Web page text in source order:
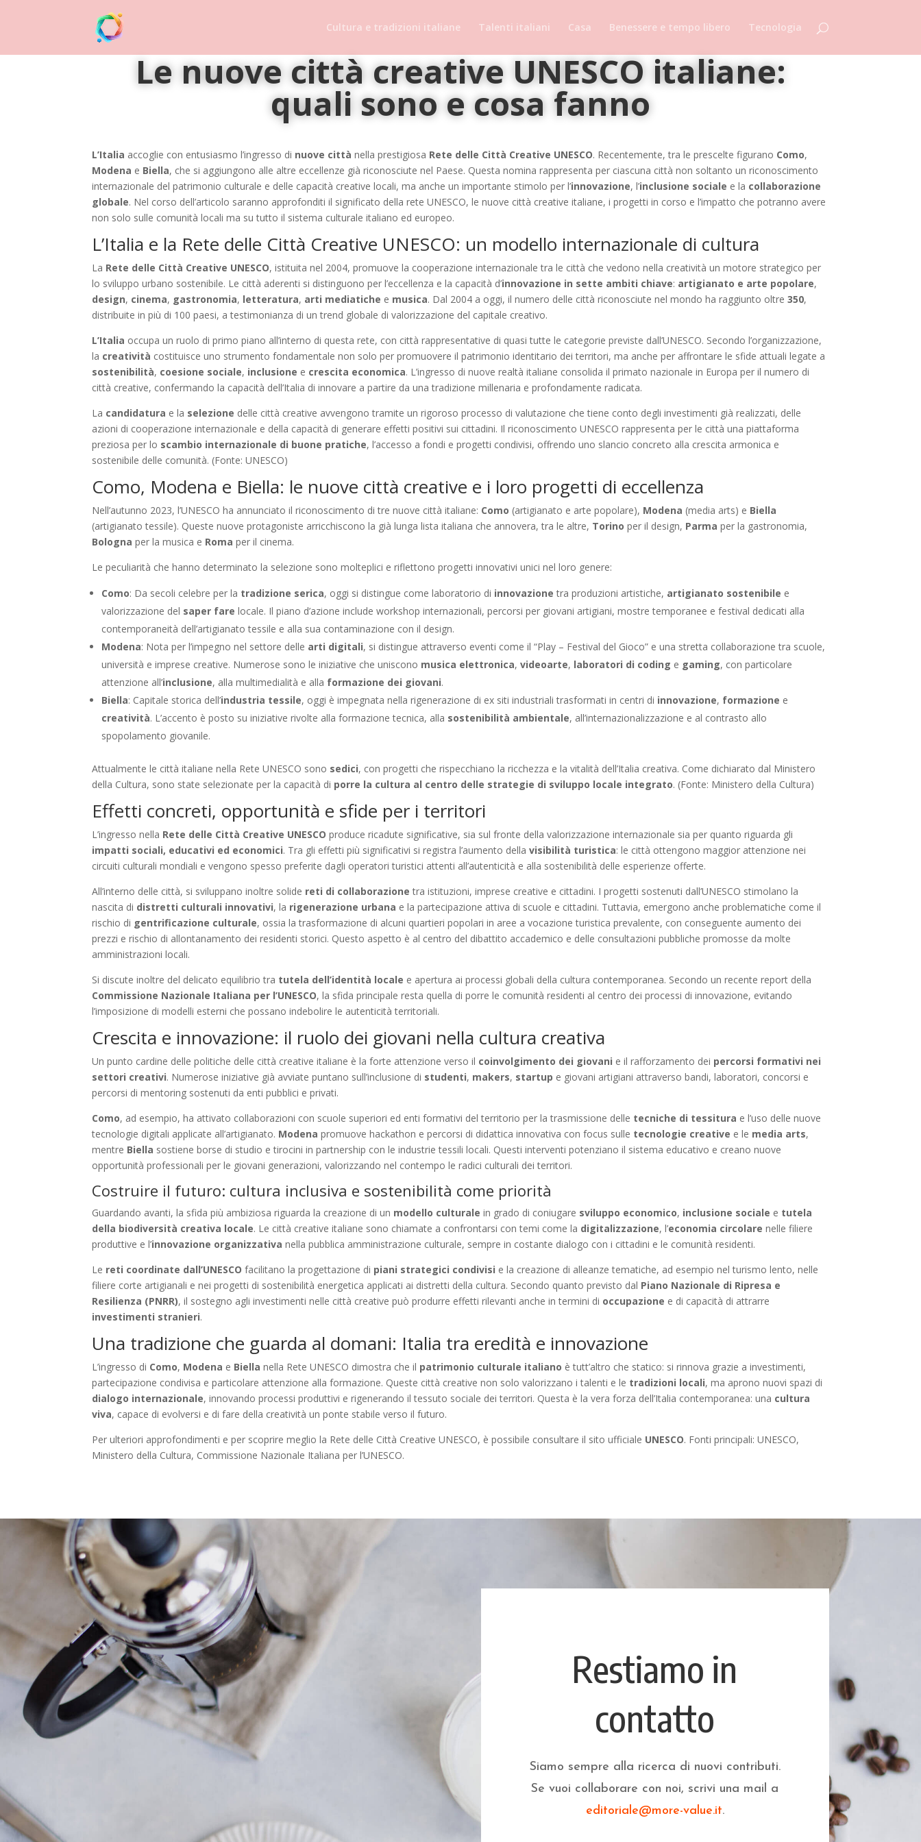
Cultura e tradizioni italiane Talenti italiani Casa Benessere e tempo libero Tecnologia
Le nuove città creative UNESCO italiane:
quali sono e cosa fanno
L’Italia accoglie con entusiasmo l’ingresso di nuove città nella prestigiosa Rete delle Città Creative UNESCO. Recentemente, tra le prescelte figurano Como,
Modena e Biella, che si aggiungono alle altre eccellenze già riconosciute nel Paese. Questa nomina rappresenta per ciascuna città non soltanto un riconoscimento
internazionale del patrimonio culturale e delle capacità creative locali, ma anche un importante stimolo per l’innovazione, l’inclusione sociale e la collaborazione
globale. Nel corso dell’articolo saranno approfonditi il significato della rete UNESCO, le nuove città creative italiane, i progetti in corso e l’impatto che potranno avere
non solo sulle comunità locali ma su tutto il sistema culturale italiano ed europeo.
L’Italia e la Rete delle Città Creative UNESCO: un modello internazionale di cultura
La Rete delle Città Creative UNESCO, istituita nel 2004, promuove la cooperazione internazionale tra le città che vedono nella creatività un motore strategico per
lo sviluppo urbano sostenibile. Le città aderenti si distinguono per l’eccellenza e la capacità d’innovazione in sette ambiti chiave: artigianato e arte popolare,
design, cinema, gastronomia, letteratura, arti mediatiche e musica. Dal 2004 a oggi, il numero delle città riconosciute nel mondo ha raggiunto oltre350,
distribuite in più di 100 paesi, a testimonianza di un trend globale di valorizzazione del capitale creativo.
L’Italia occupa un ruolo di primo piano all’interno di questa rete, con città rappresentative di quasi tutte le categorie previste dall’UNESCO. Secondo l’organizzazione,
la creatività costituisce uno strumento fondamentale non solo per promuovere il patrimonio identitario dei territori, ma anche per affrontare le sfide attuali legate a
sostenibilità, coesione sociale, inclusione e crescita economica. L’ingresso di nuove realtà italiane consolida il primato nazionale in Europa per il numero di
città creative, confermando la capacità dell’Italia di innovare a partire da una tradizione millenaria e profondamente radicata.
La candidatura e la selezione delle città creative avvengono tramite un rigoroso processo di valutazione che tiene conto degli investimenti già realizzati, delle
azioni di cooperazione internazionale e della capacità di generare effetti positivi sui cittadini. Il riconoscimento UNESCO rappresenta per le città una piattaforma
preziosa per lo scambio internazionale di buone pratiche, l’accesso a fondi e progetti condivisi, offrendo uno slancio concreto alla crescita armonica e
sostenibile delle comunità. (Fonte: UNESCO)
Como, Modena e Biella: le nuove città creative e i loro progetti di eccellenza
Nell’autunno 2023, l’UNESCO ha annunciato il riconoscimento di tre nuove città italiane: Como (artigianato e arte popolare), Modena (media arts) e Biella
(artigianato tessile). Queste nuove protagoniste arricchiscono la già lunga lista italiana che annovera, tra le altre, Torino per il design, Parma per la gastronomia,
Bologna per la musica e Roma per il cinema.
Le peculiarità che hanno determinato la selezione sono molteplici e riflettono progetti innovativi unici nel loro genere:
Como: Da secoli celebre per la tradizione serica, oggi si distingue come laboratorio di innovazione tra produzioni artistiche, artigianato sostenibile e
valorizzazione del saper fare locale. Il piano d’azione include workshop internazionali, percorsi per giovani artigiani, mostre temporanee e festival dedicati alla
contemporaneità dell’artigianato tessile e alla sua contaminazione con il design.
Modena: Nota per l’impegno nel settore delle arti digitali, si distingue attraverso eventi come il “Play – Festival del Gioco” e una stretta collaborazione tra scuole,
università e imprese creative. Numerose sono le iniziative che uniscono musica elettronica,videoarte, laboratori di coding e gaming, con particolare
attenzione all’inclusione, alla multimedialità e alla formazione dei giovani.
Biella: Capitale storica dell’industria tessile, oggi è impegnata nella rigenerazione di ex siti industriali trasformati in centri di innovazione, formazione e
creatività. L’accento è posto su iniziative rivolte alla formazione tecnica, alla sostenibilità ambientale, all’internazionalizzazione e al contrasto allo
spopolamento giovanile.
Attualmente le città italiane nella Rete UNESCO sono sedici, con progetti che rispecchiano la ricchezza e la vitalità dell’Italia creativa. Come dichiarato dal Ministero
della Cultura, sono state selezionate per la capacità di porre la cultura al centro delle strategie di sviluppo locale integrato. (Fonte: Ministero della Cultura)
Effetti concreti, opportunità e sfide per i territori
L’ingresso nella Rete delle Città Creative UNESCO produce ricadute significative, sia sul fronte della valorizzazione internazionale sia per quanto riguarda gli
impatti sociali, educativi ed economici. Tra gli effetti più significativi si registra l’aumento dellavisibilità turistica: le città ottengono maggior attenzione nei
circuiti culturali mondiali e vengono spesso preferite dagli operatori turistici attenti all’autenticità e alla sostenibilità delle esperienze offerte.
All’interno delle città, si sviluppano inoltre solide reti di collaborazione tra istituzioni, imprese creative e cittadini. I progetti sostenuti dall’UNESCO stimolano la
nascita di distretti culturali innovativi, la rigenerazione urbana e la partecipazione attiva di scuole e cittadini. Tuttavia, emergono anche problematiche come il
rischio di gentrificazione culturale, ossia la trasformazione di alcuni quartieri popolari in aree a vocazione turistica prevalente, con conseguente aumento dei
prezzi e rischio di allontanamento dei residenti storici. Questo aspetto è al centro del dibattito accademico e delle consultazioni pubbliche promosse da molte
amministrazioni locali.
Si discute inoltre del delicato equilibrio tra tutela dell’identità locale e apertura ai processi globali della cultura contemporanea. Secondo un recente report della
Commissione Nazionale Italiana per l’UNESCO, la sfida principale resta quella di porre le comunità residenti al centro dei processi di innovazione, evitando
l’imposizione di modelli esterni che possano indebolire le autenticità territoriali.
Crescita e innovazione: il ruolo dei giovani nella cultura creativa
Un punto cardine delle politiche delle città creative italiane è la forte attenzione verso il coinvolgimento dei giovani e il rafforzamento dei percorsi formativi nei
settori creativi. Numerose iniziative già avviate puntano sull’inclusione di studenti, makers, startup e giovani artigiani attraverso bandi, laboratori, concorsi e
percorsi di mentoring sostenuti da enti pubblici e privati.
Como, ad esempio, ha attivato collaborazioni con scuole superiori ed enti formativi del territorio per la trasmissione delle tecniche di tessitura e l’uso delle nuove
tecnologie digitali applicate all’artigianato. Modena promuove hackathon e percorsi di didattica innovativa con focus sulle tecnologie creative e le media arts,
mentre Biella sostiene borse di studio e tirocini in partnership con le industrie tessili locali. Questi interventi potenziano il sistema educativo e creano nuove
opportunità professionali per le giovani generazioni, valorizzando nel contempo le radici culturali dei territori.
Costruire il futuro: cultura inclusiva e sostenibilità come priorità
Guardando avanti, la sfida più ambiziosa riguarda la creazione di un modello culturale in grado di coniugare sviluppo economico, inclusione sociale e tutela
della biodiversità creativa locale. Le città creative italiane sono chiamate a confrontarsi con temi come la digitalizzazione, l’economia circolare nelle filiere
produttive e l’innovazione organizzativa nella pubblica amministrazione culturale, sempre in costante dialogo con i cittadini e le comunità residenti.
Le reti coordinate dall’UNESCO facilitano la progettazione di piani strategici condivisi e la creazione di alleanze tematiche, ad esempio nel turismo lento, nelle
filiere corte artigianali e nei progetti di sostenibilità energetica applicati ai distretti della cultura. Secondo quanto previsto dal Piano Nazionale di Ripresa e
Resilienza (PNRR), il sostegno agli investimenti nelle città creative può produrre effetti rilevanti anche in termini di occupazione e di capacità di attrarre
investimenti stranieri.
Una tradizione che guarda al domani: Italia tra eredità e innovazione
L’ingresso di Como, Modena e Biella nella Rete UNESCO dimostra che il patrimonio culturale italiano è tutt’altro che statico: si rinnova grazie a investimenti,
partecipazione condivisa e particolare attenzione alla formazione. Queste città creative non solo valorizzano i talenti e le tradizioni locali, ma aprono nuovi spazi di
dialogo internazionale, innovando processi produttivi e rigenerando il tessuto sociale dei territori. Questa è la vera forza dell’Italia contemporanea: una cultura
viva, capace di evolversi e di fare della creatività un ponte stabile verso il futuro.
Per ulteriori approfondimenti e per scoprire meglio la Rete delle Città Creative UNESCO, è possibile consultare il sito ufficiale UNESCO. Fonti principali: UNESCO,
Ministero della Cultura, Commissione Nazionale Italiana per l’UNESCO.
Restiamo in
contatto
Siamo sempre alla ricerca di nuovi contributi.
Se vuoi collaborare con noi, scrivi una mail a
editoriale@more-value.it.